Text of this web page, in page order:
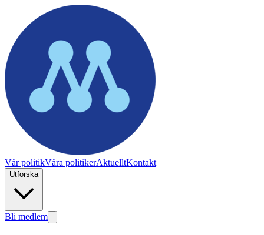
Vår politikVåra politikerAktuelltKontakt
Utforska
Bli medlem